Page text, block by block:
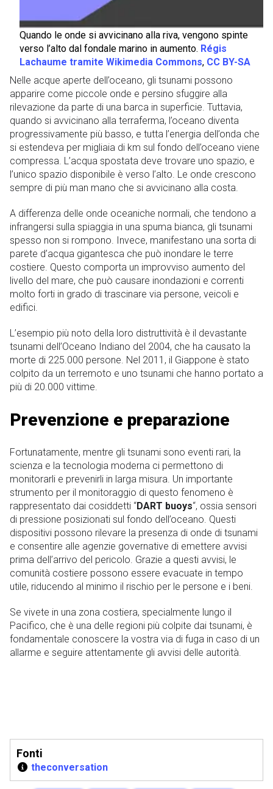
Quando le onde si avvicinano alla riva, vengono spinte
verso l’alto dal fondale marino in aumento. Régis
Lachaume tramite Wikimedia Commons, CC BY-SA
Nelle acque aperte dell’oceano, gli tsunami possono
apparire come piccole onde e persino sfuggire alla
rilevazione da parte di una barca in superficie. Tuttavia,
quando si avvicinano alla terraferma, l’oceano diventa
progressivamente più basso, e tutta l’energia dell’onda che
si estendeva per migliaia di km sul fondo dell’oceano viene
compressa. L’acqua spostata deve trovare uno spazio, e
l’unico spazio disponibile è verso l’alto. Le onde crescono
sempre di più man mano che si avvicinano alla costa.
A differenza delle onde oceaniche normali, che tendono a
infrangersi sulla spiaggia in una spuma bianca, gli tsunami
spesso non si rompono. Invece, manifestano una sorta di
parete d’acqua gigantesca che può inondare le terre
costiere. Questo comporta un improvviso aumento del
livello del mare, che può causare inondazioni e correnti
molto forti in grado di trascinare via persone, veicoli e
edifici.
L’esempio più noto della loro distruttività è il devastante
tsunami dell’Oceano Indiano del 2004, che ha causato la
morte di 225.000 persone. Nel 2011, il Giappone è stato
colpito da un terremoto e uno tsunami che hanno portato a
più di 20.000 vittime.
Prevenzione e preparazione
Fortunatamente, mentre gli tsunami sono eventi rari, la
scienza e la tecnologia moderna ci permettono di
monitorarli e prevenirli in larga misura. Un importante
strumento per il monitoraggio di questo fenomeno è
rappresentato dai cosiddetti “DART buoys“, ossia sensori
di pressione posizionati sul fondo dell’oceano. Questi
dispositivi possono rilevare la presenza di onde di tsunami
e consentire alle agenzie governative di emettere avvisi
prima dell’arrivo del pericolo. Grazie a questi avvisi, le
comunità costiere possono essere evacuate in tempo
utile, riducendo al minimo il rischio per le persone e i beni.
Se vivete in una zona costiera, specialmente lungo il
Pacifico, che è una delle regioni più colpite dai tsunami, è
fondamentale conoscere la vostra via di fuga in caso di un
allarme e seguire attentamente gli avvisi delle autorità.
Fonti
theconversation